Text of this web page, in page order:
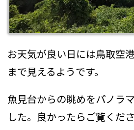
お天気が良い日には鳥取空
まで見えるようです。
魚見台からの眺めをパノラ
した。良かったらご覧くださ